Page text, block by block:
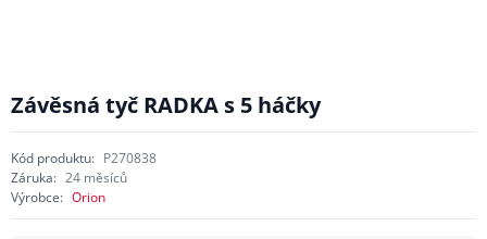
Závěsná tyč RADKA s 5 háčky
Kód produktu: P270838
Záruka: 24 měsíců
Výrobce: Orion